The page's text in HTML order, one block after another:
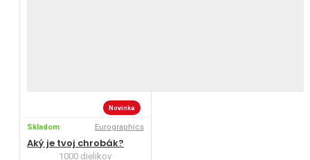
Novinka
Skladom Eurographics
Aký je tvoj chrobák?
1000 dielikov